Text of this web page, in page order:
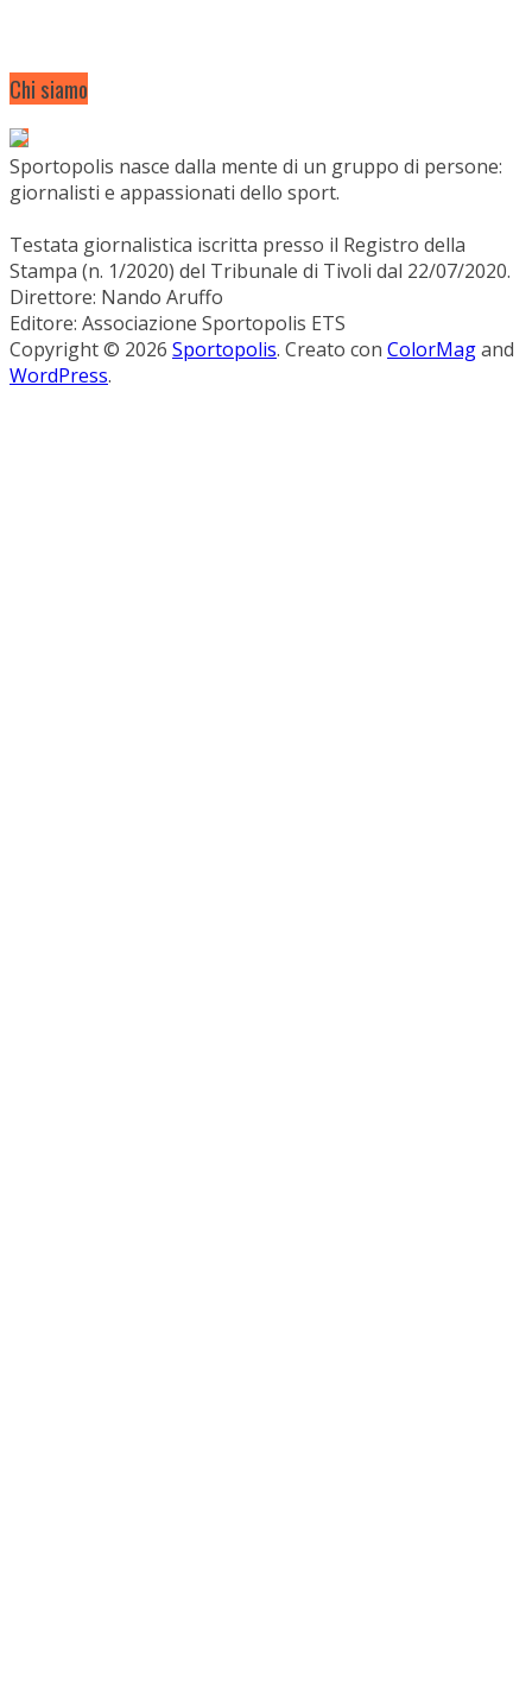
Chi siamo
Sportopolis nasce dalla mente di un gruppo di persone:
giornalisti e appassionati dello sport.
Testata giornalistica iscritta presso il Registro della
Stampa (n. 1/2020) del Tribunale di Tivoli dal 22/07/2020.
Direttore: Nando Aruffo
Editore: Associazione Sportopolis ETS
Copyright © 2026 Sportopolis. Creato con ColorMagand
WordPress.